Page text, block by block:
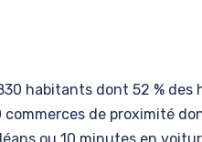
habitants dont 52 %
de proximité